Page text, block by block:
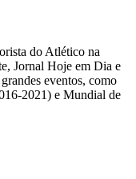
do Atlético na
Jornal Hoje em Dia e
eventos, como
2021) e Mundial de